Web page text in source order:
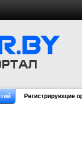
Регистрирующие